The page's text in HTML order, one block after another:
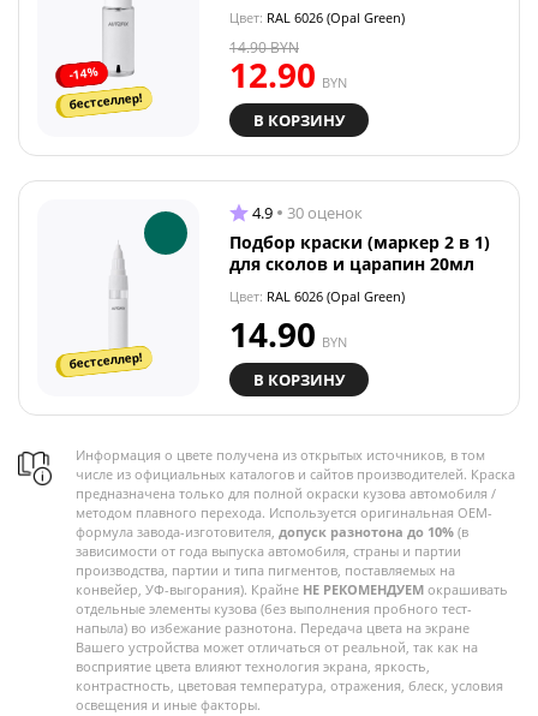
-14%
бестселлер!
Цвет: RAL 6026 (Opal Green)
12.90 BYN
14.90BYN
В КОРЗИНУ
бестселлер!
4.9 30 оценок
Подбор краски (маркер 2 в 1)
для сколов и царапин 20мл
Цвет: RAL 6026 (Opal Green)
14.90 BYN
В КОРЗИНУ
Информация о цвете получена из открытых источников, в том
числе из официальных каталогов и сайтов производителей. Краска
предназначена только для полной окраски кузова автомобиля /
методом плавного перехода. Используется оригинальная OEM-
формула завода-изготовителя, допуск разнотона до 10% (в
зависимости от года выпуска автомобиля, страны и партии
производства, партии и типа пигментов, поставляемых на
конвейер, УФ-выгорания). Крайне НЕ РЕКОМЕНДУЕМ окрашивать
отдельные элементы кузова (без выполнения пробного тест-
напыла) во избежание разнотона. Передача цвета на экране
Вашего устройства может отличаться от реальной, так как на
восприятие цвета влияют технология экрана, яркость,
контрастность, цветовая температура, отражения, блеск, условия
освещения и иные факторы.